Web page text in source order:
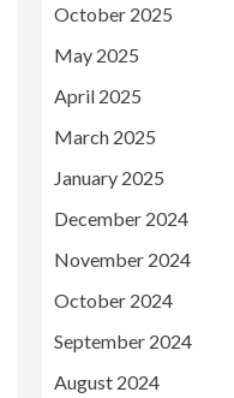
October 2025
May 2025
April 2025
March 2025
January 2025
December 2024
November 2024
October 2024
September 2024
August 2024